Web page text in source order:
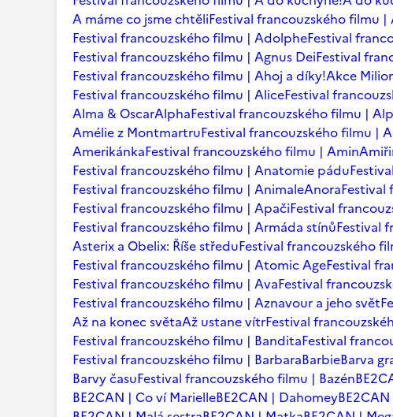
A máme co jsme chtěliFestival francouzského filmu
Festival francouzského filmu | AdolpheFestival
Festival francouzského filmu | Agnus DeiFestival
Festival francouzského filmu | Ahoj a díky!Akce
Festival francouzského filmu | AliceFestival
Alma & OscarAlphaFestival francouzského filmu |
Amélie z MontmartruFestival francouzského filmu |
AmerikánkaFestival francouzského filmu | Amin
Festival francouzského filmu | Anatomie pádu
Festival francouzského filmu | AnimaleAnora
Festival francouzského filmu | ApačiFestival
Festival francouzského filmu | Armáda stínůFestival
Asterix a Obelix: Říše středuFestival francouzského
Festival francouzského filmu | Atomic AgeFestival
Festival francouzského filmu | AvaFestival
Festival francouzského filmu | Aznavour a jeho svět
Až na konec světaAž ustane vítrFestival
Festival francouzského filmu | BanditaFestival
Festival francouzského filmu | BarbaraBarbieBarva
Barvy časuFestival francouzského filmu | Bazén
BE2CAN | Co ví MarielleBE2CAN | Dahomey